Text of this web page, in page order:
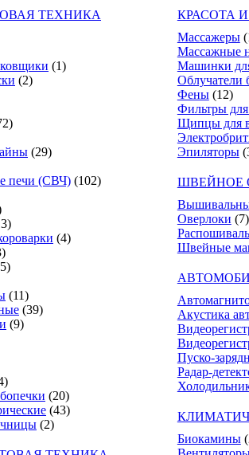
ТЕХНИКА
(1)
(2)
(29)
печи (СВЧ) (102)
(4)
(11)
(39)
(9)
(20)
(43)
(2)
КРАСОТА
Массажеры
Массажные
Машинки
Облучатели
Фены (12)
Фильтры
Щипцы для
Эпиляторы
ШВЕЙНОЕ
Оверлоки (7)
Швейные
Акустика
Пуско-
Радар-
Биокамины